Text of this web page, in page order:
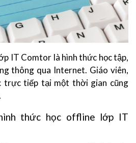
IT Comtor là hình thức học tập,
thông qua Internet. Giáo viên,
trực tiếp tại một thời gian cũng
thức học offline lớp IT